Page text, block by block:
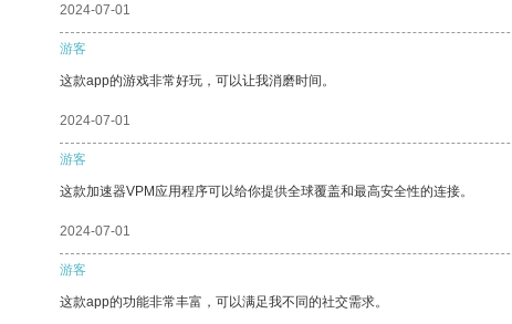
2024-07-01
游客
这款app的游戏非常好玩，可以让我消磨时间。
2024-07-01
游客
这款加速器VPM应用程序可以给你提供全球覆盖和最高安全性的连接。
2024-07-01
游客
这款app的功能非常丰富，可以满足我不同的社交需求。